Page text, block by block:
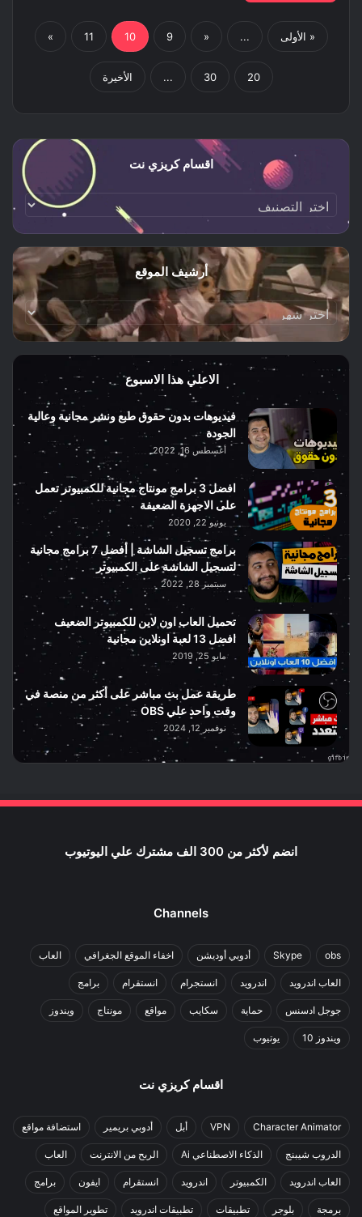
« الأولى ...
«
9
10
11
»
20
30
... الأخيرة
اقسام كريزي نت
اقسام
كريزي
نت
أرشيف الموقع
أرشيف
الاعلي هذا الاسبوع
فيديوهات بدون حقوق طبع ونشر مجانية وعالية
الجودة
أغسطس 16, 2022
افضل 3 برامج مونتاج مجانية للكمبيوتر تعمل
على الاجهزة الضعيفة
يونيو 22, 2020
برامج تسجيل الشاشة | أفضل 7 برامج مجانية
لتسجيل الشاشة على الكمبيوتر
سبتمبر 28, 2022
تحميل العاب اون لاين للكمبيوتر الضعيف
افضل 13 لعبة اونلاين مجانية
مايو 25, 2019
طريقة عمل بث مباشر على أكثر من منصة في
وقت واحد علي OBS
نوفمبر 12, 2024
انضم لأكثر من 300 الف مشترك علي اليوتيوب
Channels
obs
Skype أدوبي أوديشن اخفاء الموقع الجغرافي العاب
العاب اندرويد اندرويد انستجرام انستقرام برامج
جوجل ادسنس حماية سكايب مواقع مونتاج ويندوز
ويندوز 10 يوتيوب
اقسام كريزي نت
Character Animator
VPN أبل أدوبي بريمير استضافة مواقع
الدروب شيبنج الذكاء الاصطناعي Ai الربح من الانترنت العاب
العاب اندرويد الكمبيوتر اندرويد انستقرام ايفون برامج
برمجة بلوجر تطبيقات تطبيقات اندرويد تطوير المواقع